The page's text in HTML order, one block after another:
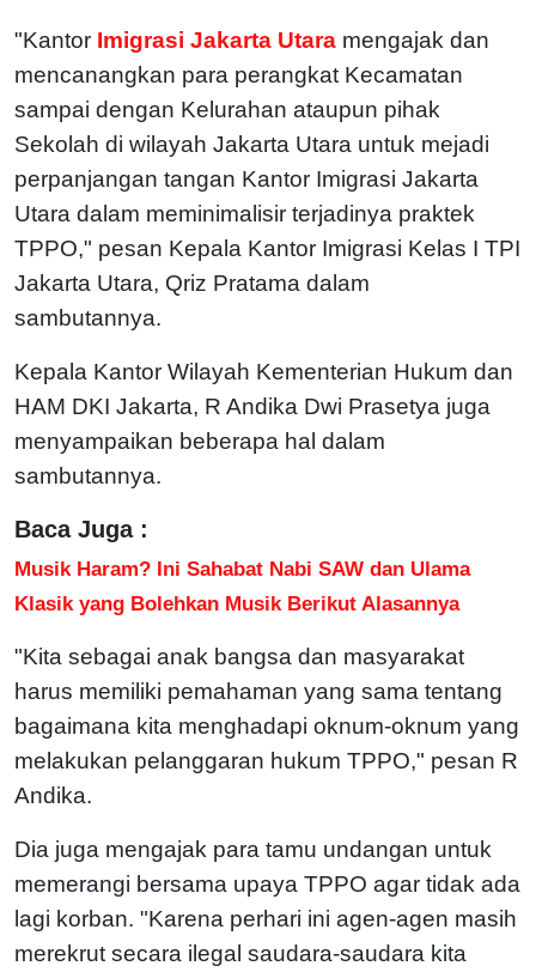
"Kantor Imigrasi Jakarta Utara mengajak dan
mencanangkan para perangkat Kecamatan
sampai dengan Kelurahan ataupun pihak
Sekolah di wilayah Jakarta Utara untuk mejadi
perpanjangan tangan Kantor Imigrasi Jakarta
Utara dalam meminimalisir terjadinya praktek
TPPO," pesan Kepala Kantor Imigrasi Kelas I TPI
Jakarta Utara, Qriz Pratama dalam
sambutannya.
Kepala Kantor Wilayah Kementerian Hukum dan
HAM DKI Jakarta, R Andika Dwi Prasetya juga
menyampaikan beberapa hal dalam
sambutannya.
Baca Juga :
Musik Haram? Ini Sahabat Nabi SAW dan Ulama
Klasik yang Bolehkan Musik Berikut Alasannya
"Kita sebagai anak bangsa dan masyarakat
harus memiliki pemahaman yang sama tentang
bagaimana kita menghadapi oknum-oknum yang
melakukan pelanggaran hukum TPPO," pesan R
Andika.
Dia juga mengajak para tamu undangan untuk
memerangi bersama upaya TPPO agar tidak ada
lagi korban. "Karena perhari ini agen-agen masih
merekrut secara ilegal saudara-saudara kita